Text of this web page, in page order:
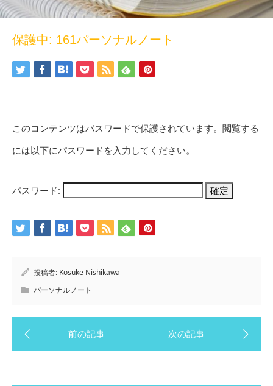
保護中: 161パーソナルノート
このコンテンツはパスワードで保護されています。閲覧する
には以下にパスワードを入力してください。
パスワード:
投稿者: Kosuke Nishikawa
パーソナルノート